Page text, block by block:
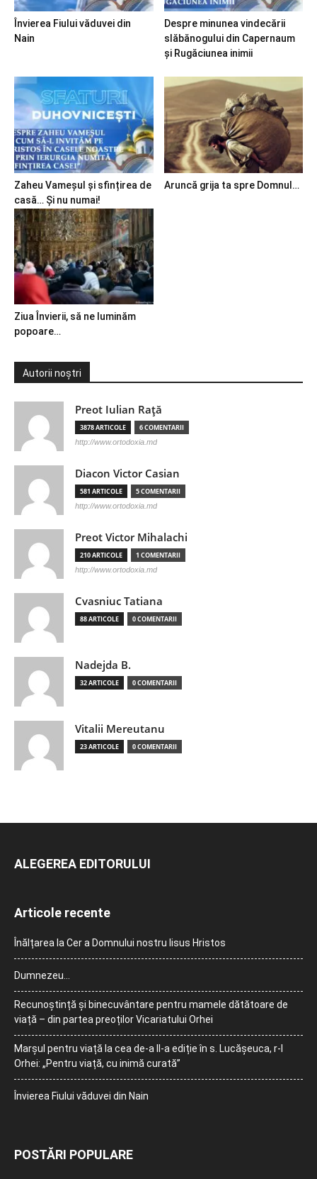
Învierea Fiului văduvei din
Nain
Despre minunea vindecării
slăbănogului din Capernaum
și Rugăciunea inimii
Zaheu Vameșul și sfințirea de
casă… Și nu numai!
Aruncă grija ta spre Domnul…
Ziua Învierii, să ne luminăm
popoare…
Autorii noștri
Preot Iulian Raţă
3878 ARTICOLE 6 COMENTARII
http://www.ortodoxia.md
Diacon Victor Casian
581 ARTICOLE 5 COMENTARII
http://www.ortodoxia.md
Preot Victor Mihalachi
210 ARTICOLE 1 COMENTARII
http://www.ortodoxia.md
Cvasniuc Tatiana
88 ARTICOLE 0 COMENTARII
Nadejda B.
32 ARTICOLE 0 COMENTARII
Vitalii Mereutanu
23 ARTICOLE 0 COMENTARII
ALEGEREA EDITORULUI
Articole recente
Înălțarea la Cer a Domnului nostru Iisus Hristos
Dumnezeu…
Recunoștință și binecuvântare pentru mamele dătătoare de
viață – din partea preoților Vicariatului Orhei
Marșul pentru viață la cea de-a II-a ediție în s. Lucășeuca, r-l
Orhei: „Pentru viață, cu inimă curată”
Învierea Fiului văduvei din Nain
POSTĂRI POPULARE